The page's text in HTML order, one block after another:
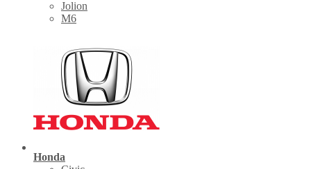
Jolion
M6
Honda